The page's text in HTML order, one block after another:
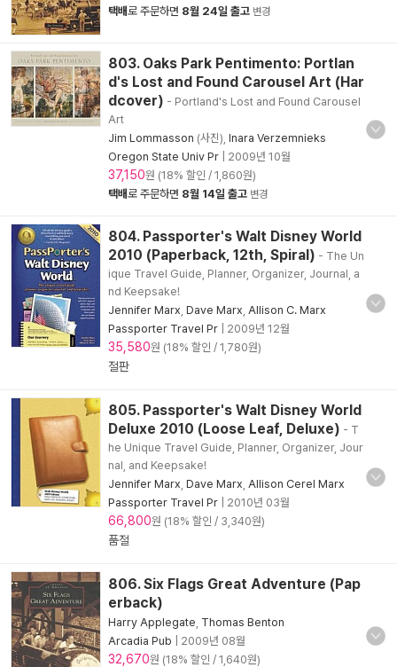
택배로 주문하면 8월 24일 출고 변경
803. Oaks Park Pentimento: Portlan
d's Lost and Found Carousel Art (Har
dcover) - Portland's Lost and Found Carousel
Art
Jim Lommasson (사진), Inara Verzemnieks
Oregon State Univ Pr
2009년 10월
37,150원 (18% 할인 / 1,860원)
택배로 주문하면 8월 14일 출고 변경
804. Passporter's Walt Disney World
2010 (Paperback, 12th, Spiral) - The Un
ique Travel Guide, Planner, Organizer, Journal, a
nd Keepsake!
Jennifer Marx Dave Marx Allison C. Marx
Passporter Travel Pr
2009년 12월
35,580원 (18% 할인 / 1,780원)
절판
805. Passporter's Walt Disney World
Deluxe 2010 (Loose Leaf, Deluxe) - T
he Unique Travel Guide, Planner, Organizer, Jour
nal, and Keepsake!
Jennifer Marx Dave Marx Allison Cerel Marx
Passporter Travel Pr
2010년 03월
66,800원 (18% 할인 / 3,340원)
품절
806. Six Flags Great Adventure (Pap
erback)
Harry Applegate Thomas Benton
Arcadia Pub
2009년 08월
32,670원 (18% 할인 / 1,640원)